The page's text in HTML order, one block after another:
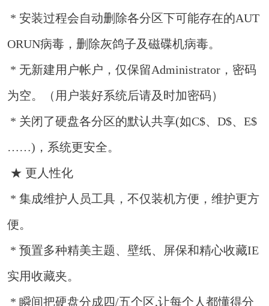
* 安装过程会自动删除各分区下可能存在的AUT
ORUN病毒，删除灰鸽子及磁碟机病毒。
* 无新建用户帐户，仅保留Administrator，密码
为空。（用户装好系统后请及时加密码）
* 关闭了硬盘各分区的默认共享(如C$、D$、E$
……)，系统更安全。
★ 更人性化
* 集成维护人员工具，不仅装机方便，维护更方
便。
* 预置多种精美主题、壁纸、屏保和精心收藏IE
实用收藏夹。
* 瞬间把硬盘分成四/五个区,让每个人都懂得分